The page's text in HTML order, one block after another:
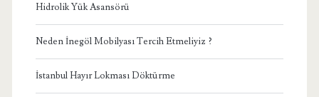
Hidrolik Yük Asansörü
Neden İnegöl Mobilyası Tercih Etmeliyiz ?
İstanbul Hayır Lokması Döktürme